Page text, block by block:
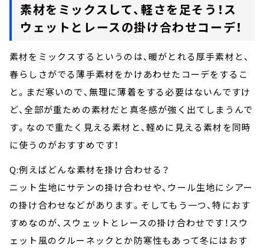
素材をミックスして、軽さを足そう！ス
ウェットとレースの掛け合わせコーデ！
素材をミックスするというのは、暖がとれる厚手素材と、
春らしさがでる薄手素材をかけあわせたコーデをするこ
と。まだ寒いので、無理に薄着をする必要はないんですけ
ど、全部が重ための素材だと真冬感が強く出てしまうんで
す。なので重たく見える素材と、軽めに見える素材を同時
に使うのがおすすめです！
Q:例えばどんな素材を掛け合わせる？
ニット生地にサテンの掛け合わせや、ウール生地にシアー
の掛け合わせなどがあります。そしてもう一つ、特におす
すめなのが、スウェットとレースの掛け合わせです！スウ
ェット風のクルーネックとか防寒性もあって冬にはおす